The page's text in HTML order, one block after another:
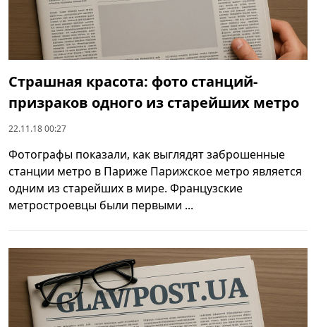
Страшная красота: фото станций-
призраков одного из старейших метро
22.11.18 00:27
Фотографы показали, как выглядят заброшенные
станции метро в Париже Парижское метро является
одним из старейших в мире. Французские
метростроевцы были первыми ...